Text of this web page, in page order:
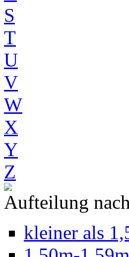
S
T
U
V
W
X
Y
Z
Aufteilung
kleiner als